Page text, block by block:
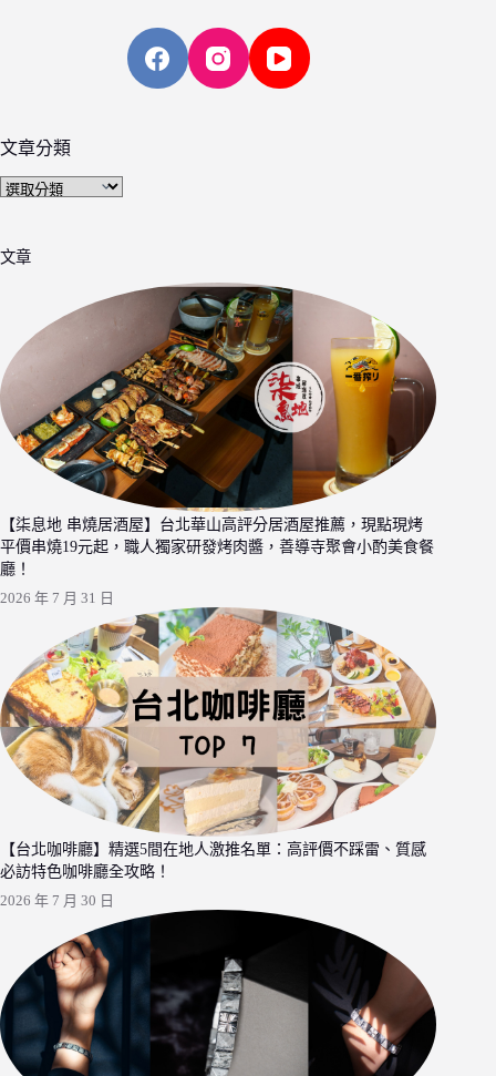
文章分類
文
類
文章
【柒息地 串燒居酒屋】台北華山高評分居酒屋推薦，現點現烤
平價串燒19元起，職人獨家研發烤肉醬，善導寺聚會小酌美食餐
廳！
2026 年 7 月 31 日
【台北咖啡廳】精選5間在地人激推名單：高評價不踩雷、質感
必訪特色咖啡廳全攻略！
2026 年 7 月 30 日